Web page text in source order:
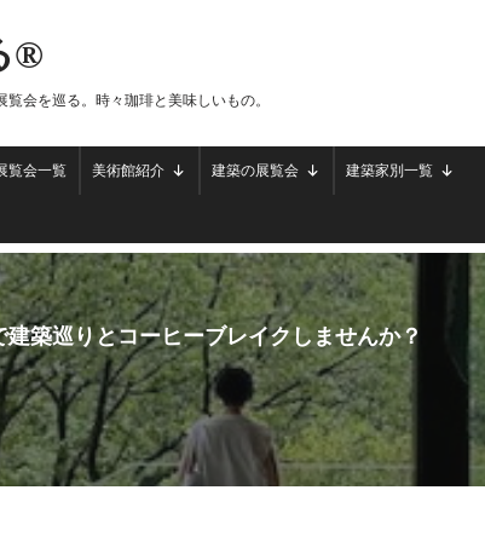
®
会を巡る。時々珈琲と美味しいもの。
覧会一覧 美術館紹介 建築の展覧会 建築家別一覧
築巡りとコーヒーブレイクしませんか？